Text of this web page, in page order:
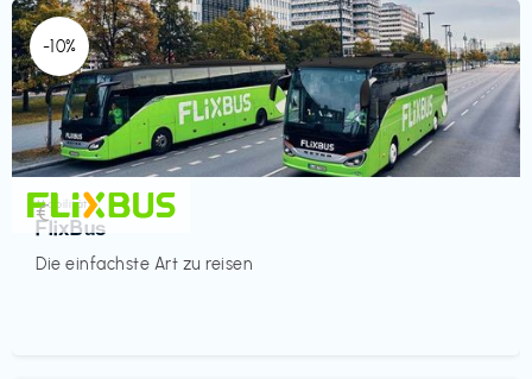
-10%
Mobilität
FlixBus
Die einfachste Art zu reisen
€‎